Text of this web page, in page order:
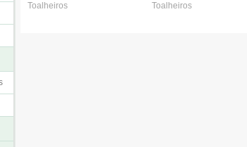
Toalheiros
Toalheiros